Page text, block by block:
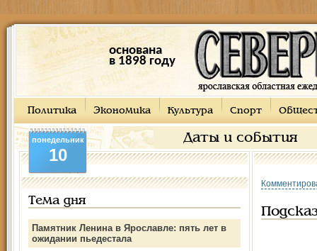
основана
в 1898 году
Политика Экономика Культура Спорт
Даты и события
понедельник
10
Тема дня
Памятник Ленина в Ярославле: пять лет в
ожидании пьедестала